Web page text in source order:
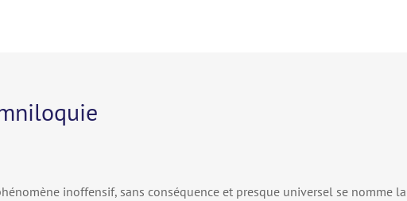
inoffensif, sans conséquence et presque universel se nomme la